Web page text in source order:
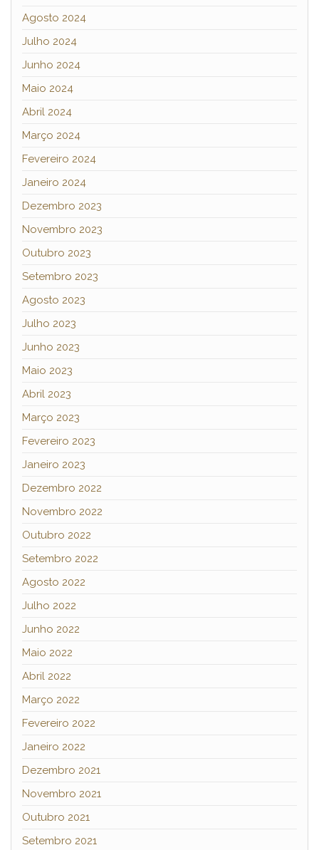
Agosto 2024
Julho 2024
Junho 2024
Maio 2024
Abril 2024
Março 2024
Fevereiro 2024
Janeiro 2024
Dezembro 2023
Novembro 2023
Outubro 2023
Setembro 2023
Agosto 2023
Julho 2023
Junho 2023
Maio 2023
Abril 2023
Março 2023
Fevereiro 2023
Janeiro 2023
Dezembro 2022
Novembro 2022
Outubro 2022
Setembro 2022
Agosto 2022
Julho 2022
Junho 2022
Maio 2022
Abril 2022
Março 2022
Fevereiro 2022
Janeiro 2022
Dezembro 2021
Novembro 2021
Outubro 2021
Setembro 2021